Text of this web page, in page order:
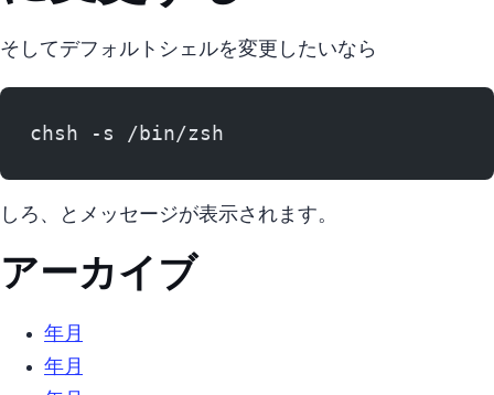
そしてデフォルトシェルを変更したいなら
chsh -s /bin/zsh
しろ、とメッセージが表示されます。
アーカイブ
2025年10月 (2)
2022年4月 (5)